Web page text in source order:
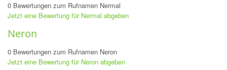
0 Bewertungen zum Rufnamen Nermal
Jetzt eine Bewertung für Nermal abgeben
Neron
0 Bewertungen zum Rufnamen Neron
Jetzt eine Bewertung für Neron abgeben